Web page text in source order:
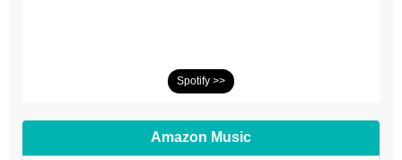
Spotify >>
Amazon Music